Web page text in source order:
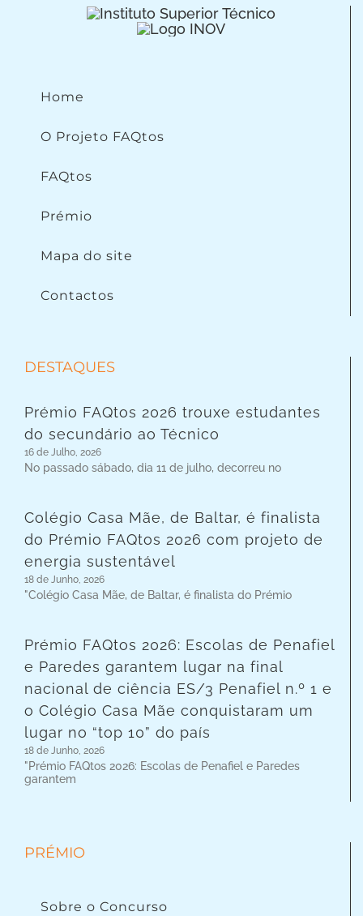
Home
O Projeto FAQtos
FAQtos
Prémio
Mapa do site
Contactos
DESTAQUES
Prémio FAQtos 2026 trouxe estudantes
do secundário ao Técnico
16 de Julho, 2026
No passado sábado, dia 11 de julho, decorreu no
Colégio Casa Mãe, de Baltar, é finalista
do Prémio FAQtos 2026 com projeto de
energia sustentável
18 de Junho, 2026
"Colégio Casa Mãe, de Baltar, é finalista do Prémio
Prémio FAQtos 2026: Escolas de Penafiel
e Paredes garantem lugar na final
nacional de ciência ES/3 Penafiel n.º 1 e
o Colégio Casa Mãe conquistaram um
lugar no “top 10” do país
18 de Junho, 2026
"Prémio FAQtos 2026: Escolas de Penafiel e Paredes
garantem
PRÉMIO
Sobre o Concurso